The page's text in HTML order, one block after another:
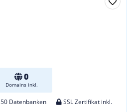
0
Domains inkl.
Datenbanken
SSL Zertifikat inkl.